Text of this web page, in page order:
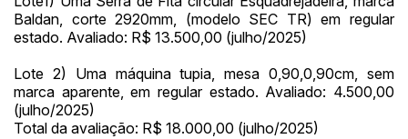
Baldan, corte 2920mm, (modelo SEC TR) em regular
estado. Avaliado: R$ 13.500,00 (julho/2025)
Lote 2) Uma máquina tupia, mesa 0,90,0,90cm, sem
marca aparente, em regular estado. Avaliado: 4.500,00
(julho/2025)
Total da avaliação: R$ 18.000,00 (julho/2025)
Envie sua Proposta
(Art. 895, CPC)
Histórico de Propostas
Data Usuário
14/04/2025 18:43:11 TIAGOFELIPE R$ 1,00
14/04/2025 18:43:11
14/04/2025 18:43:11 TIAGOFELIPE
Clique aqui para fazer login
propostas